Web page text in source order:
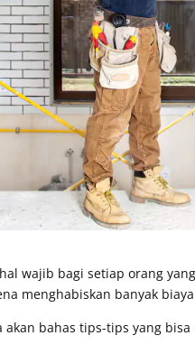
wajib bagi setiap orang
menghabiskan banyak
bahas tips-tips yang